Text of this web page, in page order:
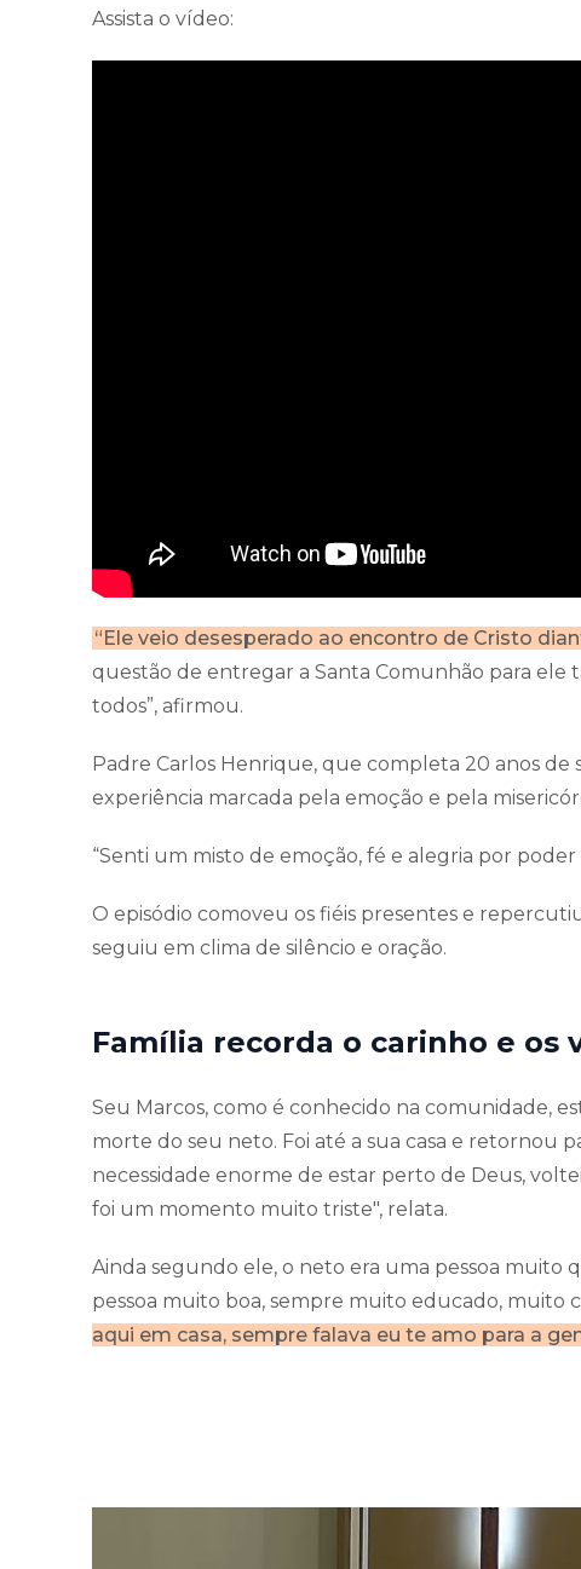
Assista o vídeo:
“Ele veio desesperado ao encontro de Cristo
questão de entregar a Santa Comunhão para
todos”, afirmou.
Padre Carlos Henrique, que completa 20 anos de
experiência marcada pela emoção e pela
“Senti um misto de emoção, fé e alegria por
O episódio comoveu os fiéis presentes e
seguiu em clima de silêncio e oração.
Família recorda o carinho e os
Seu Marcos, como é conhecido na comunidade,
morte do seu neto. Foi até a sua casa e retornou
necessidade enorme de estar perto de Deus,
foi um momento muito triste", relata.
Ainda segundo ele, o neto era uma pessoa muito
pessoa muito boa, sempre muito educado, muito
aqui em casa, sempre falava eu te amo para a